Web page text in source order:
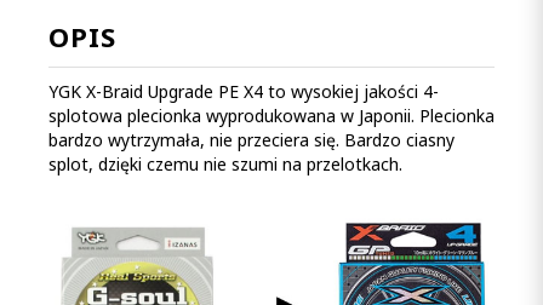
OPIS
YGK X-Braid Upgrade PE X4 to wysokiej jakości 4-
splotowa plecionka wyprodukowana w Japonii. Plecionka
bardzo wytrzymała, nie przeciera się. Bardzo ciasny
splot, dzięki czemu nie szumi na przelotkach.